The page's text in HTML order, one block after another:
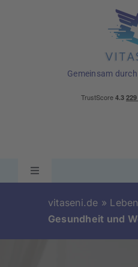
Gemeinsam
Toggle
Ratgeber
Pflegehilfsmittel
vitaseni.de »
Gesundheit und